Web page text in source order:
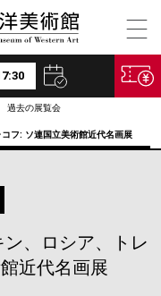
過去の展覧会
フ: ソ連国立美術館近代名画展
、ロシア、トレ
近代名画展